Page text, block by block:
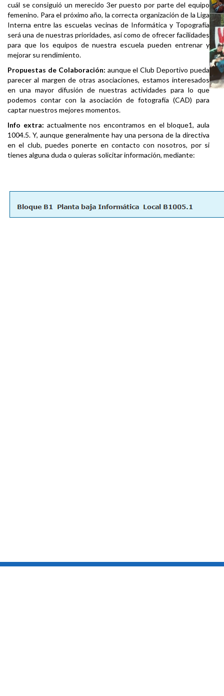
cuál se consiguió un merecido 3er puesto por parte del equipo
femenino. Para el próximo año, la correcta organización de la Liga
Interna entre las escuelas vecinas de Informática y Topografía
será una de nuestras prioridades, así como de ofrecer facilidades
para que los equipos de nuestra escuela pueden entrenar y
mejorar su rendimiento.
Propuestas de Colaboración: aunque el Club Deportivo pueda
parecer al margen de otras asociaciones, estamos interesados
en una mayor difusión de nuestras actividades para lo que
podemos contar con la asociación de fotografía (CAD) para
captar nuestros mejores momentos.
Info extra: actualmente nos encontramos en el bloque1, aula
1004.5. Y, aunque generalmente hay una persona de la directiva
en el club, puedes ponerte en contacto con nosotros, por si
tienes alguna duda o quieras solicitar información, mediante: